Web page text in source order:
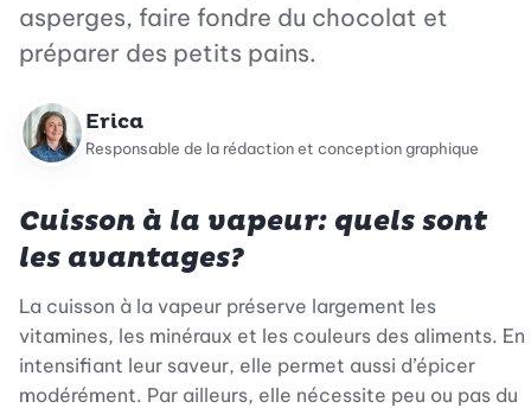
asperges, faire fondre du chocolat et
préparer des petits pains.
Erica
Responsable de la rédaction et conception graphique
Cuisson à la vapeur: quels sont
les avantages?
La cuisson à la vapeur préserve largement les
vitamines, les minéraux et les couleurs des aliments. En
intensifiant leur saveur, elle permet aussi d’épicer
modérément. Par ailleurs, elle nécessite peu ou pas du